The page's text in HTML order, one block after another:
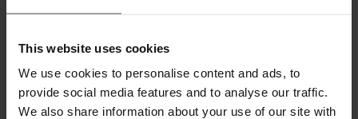
This website uses cookies
We use cookies to personalise content and ads, to
provide social media features and to analyse our traffic.
We also share information about your use of our site with
VERSAND UND RETOUREN